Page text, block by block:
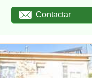
Contactar